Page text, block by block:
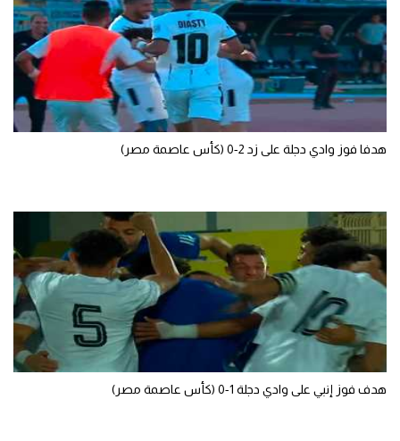
سعودي في الجول
الدوري الإنجليزي
الدوري الإسباني
دوري أبطال أوروبا
أمم إفريقيا
كرة السلة الأمريكية
كرة سلة
كرة يد
هدفا فوز وادي دجلة على زد 2-0 (كأس عاصمة مصر)
هدف فوز إنبي على وادي دجلة 1-0 (كأس عاصمة مصر)